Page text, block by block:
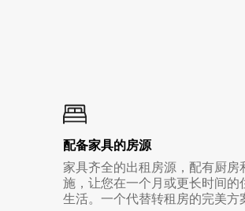
配备家具的房源
家具齐全的出租房源，配有厨房
施，让您在一个月或更长时间的
生活。一个代替转租房的完美方